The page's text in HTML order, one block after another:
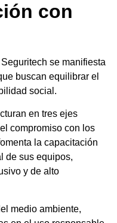
con
se manifiesta
buscan equilibrar el
social.
en tres ejes
compromiso con los
la capacitación
de sus equipos,
y de alto
medio ambiente,